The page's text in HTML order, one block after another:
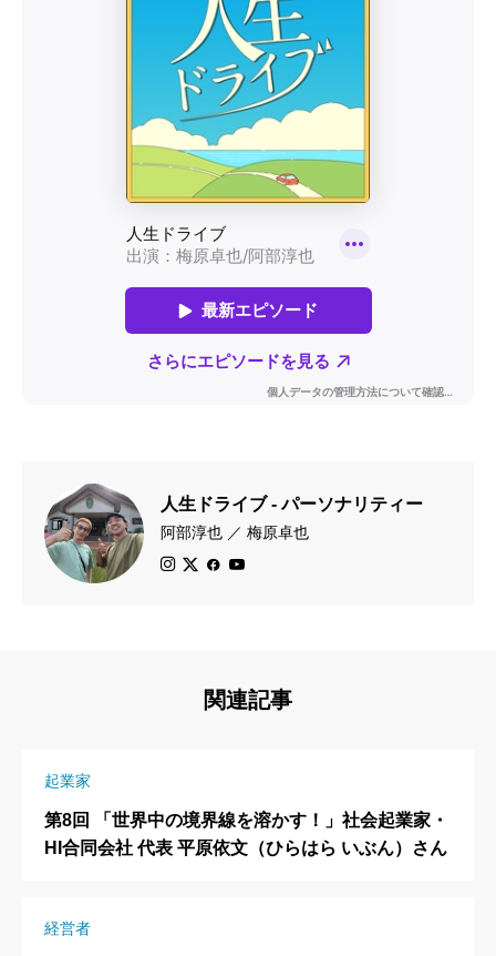
人生ドライブ - パーソナリティー
阿部淳也 ／ 梅原卓也
関連記事
起業家
第8回 「世界中の境界線を溶かす！」社会起業家・
HI合同会社 代表 平原依文（ひらはら いぶん）さん
経営者